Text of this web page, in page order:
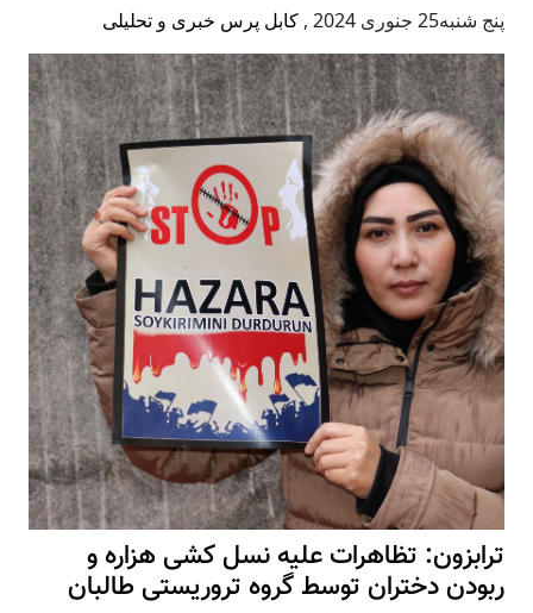
پنج شنبه25 جنوری 2024 , کابل پرس خبری و تحلیلی
ترابزون: تظاهرات علیه نسل کشی هزاره و
ربودن دختران توسط گروه تروریستی طالبان